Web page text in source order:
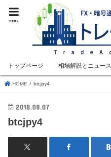
menu
トップページ 相場解説とニュース
HOME btcjpy4
2018.08.07
btcjpy4